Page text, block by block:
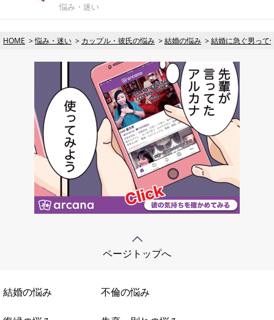
悩み・迷い
HOME 悩み・迷い カップル・彼氏の悩み 結婚の悩み 結婚に急ぐ男って
ページトップへ
結婚の悩み 不倫の悩み